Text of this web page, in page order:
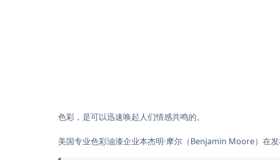
色彩，是可以迅速唤起人们情感共鸣的。
美国专业色彩油漆企业本杰明·摩尔（Benjamin Moore）在